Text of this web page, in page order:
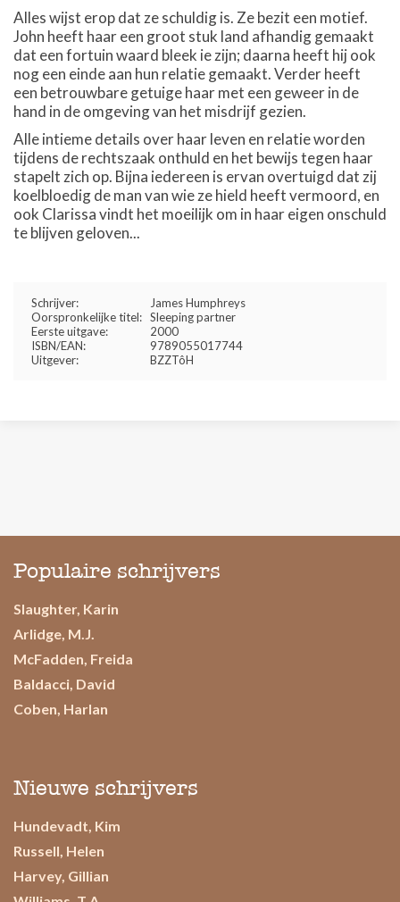
Alles wijst erop dat ze schuldig is. Ze bezit een motief.
John heeft haar een groot stuk land afhandig gemaakt
dat een fortuin waard bleek ie zijn; daarna heeft hij ook
nog een einde aan hun relatie gemaakt. Verder heeft
een betrouwbare getuige haar met een geweer in de
hand in de omgeving van het misdrijf gezien.
Alle intieme details over haar leven en relatie worden
tijdens de rechtszaak onthuld en het bewijs tegen haar
stapelt zich op. Bijna iedereen is ervan overtuigd dat zij
koelbloedig de man van wie ze hield heeft vermoord, en
ook Clarissa vindt het moeilijk om in haar eigen onschuld
te blijven geloven...
Schrijver:
James Humphreys
Oorspronkelijke titel: Sleeping partner
Eerste uitgave:
2000
ISBN/EAN:
9789055017744
Uitgever:
BZZTôH
Populaire schrijvers
Slaughter, Karin
Arlidge, M.J.
McFadden, Freida
Baldacci, David
Coben, Harlan
Nieuwe schrijvers
Hundevadt, Kim
Russell, Helen
Harvey, Gillian